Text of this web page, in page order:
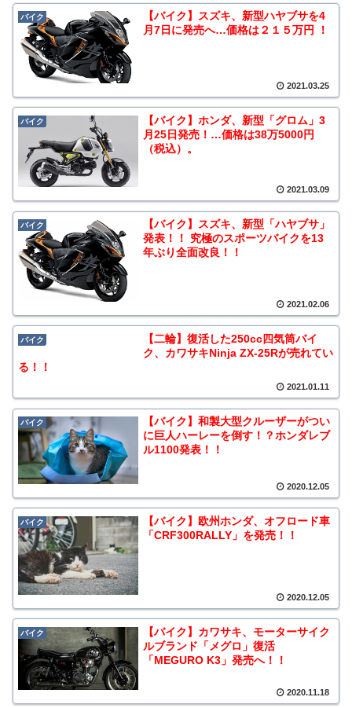
バイク
【バイク】スズキ、新型ハヤブサを4
月7日に発売へ…価格は２１５万円 ！
2021.03.25
バイク
【バイク】ホンダ、新型「グロム」3
月25日発売！…価格は38万5000円
（税込）。
2021.03.09
バイク
【バイク】スズキ、新型「ハヤブサ」
発表！！ 究極のスポーツバイクを13
年ぶり全面改良！！
2021.02.06
バイク
【二輪】復活した250cc四気筒バイ
ク、カワサキNinja ZX-25Rが売れてい
る！！
2021.01.11
バイク
【バイク】和製大型クルーザーがつい
に巨人ハーレーを倒す！？ホンダレブ
ル1100発表！！
2020.12.05
バイク
【バイク】欧州ホンダ、オフロード車
「CRF300RALLY」を発売！！
2020.12.05
バイク
【バイク】カワサキ、モーターサイク
ルブランド「メグロ」復活
「MEGURO K3」発売へ！！
2020.11.18